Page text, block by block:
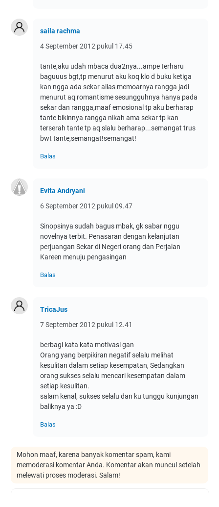
saila rachma
4 September 2012 pukul 17.45
tante,aku udah mbaca dua2nya...ampe terharu
baguuus bgt,tp menurut aku koq klo d buku ketiga
kan ngga ada sekar alias memoarnya rangga jadi
menurut aq romantisme sesungguhnya hanya pada
sekar dan rangga,maaf emosional tp aku berharap
tante bikinnya rangga nikah ama sekar tp kan
terserah tante tp aq slalu berharap...semangat trus
bwt tante,semangat!semangat!
Balas
Evita Andryani
6 September 2012 pukul 09.47
Sinopsinya sudah bagus mbak, gk sabar nggu
novelnya terbit. Penasaran dengan kelanjutan
perjuangan Sekar di Negeri orang dan Perjalan
Kareen menuju pengasingan
Balas
TricaJus
7 September 2012 pukul 12.41
berbagi kata kata motivasi gan
Orang yang berpikiran negatif selalu melihat
kesulitan dalam setiap kesempatan, Sedangkan
orang sukses selalu mencari kesempatan dalam
setiap kesulitan.
salam kenal, sukses selalu dan ku tunggu kunjungan
baliknya ya :D
Balas
Mohon maaf, karena banyak komentar spam, kami
memoderasi komentar Anda. Komentar akan muncul setelah
melewati proses moderasi. Salam!